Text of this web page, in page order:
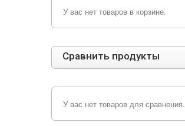
У вас нет товаров в корзине.
Сравнить продукты
У вас нет товаров для сравнения.